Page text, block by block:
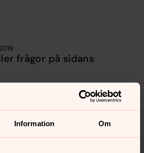
Information Om
frågor på sidans